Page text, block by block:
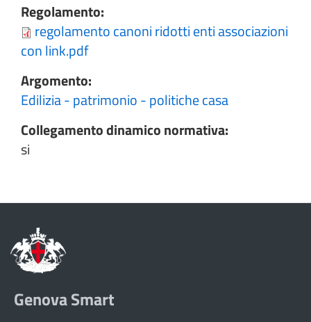
Regolamento:
regolamento canoni ridotti enti associazioni
con link.pdf
Argomento:
Edilizia - patrimonio - politiche casa
Collegamento dinamico normativa:
si
Genova Smart